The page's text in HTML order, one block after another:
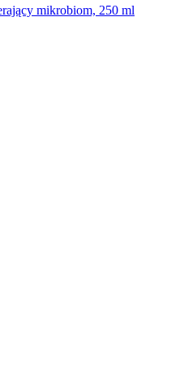
mikrobiom, 250 ml